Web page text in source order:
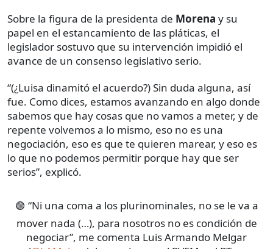
Sobre la figura de la presidenta de Morena y su
papel en el estancamiento de las pláticas, el
legislador sostuvo que su intervención impidió el
avance de un consenso legislativo serio.
“(¿Luisa dinamitó el acuerdo?) Sin duda alguna, así
fue. Como dices, estamos avanzando en algo donde
sabemos que hay cosas que no vamos a meter, y de
repente volvemos a lo mismo, eso no es una
negociación, eso es que te quieren marear, y eso es
lo que no podemos permitir porque hay que ser
serios”, explicó.
🟢 “Ni una coma a los plurinominales, no se le va a
mover nada (…), para nosotros no es condición de
negociar”, me comenta Luis Armando Melgar